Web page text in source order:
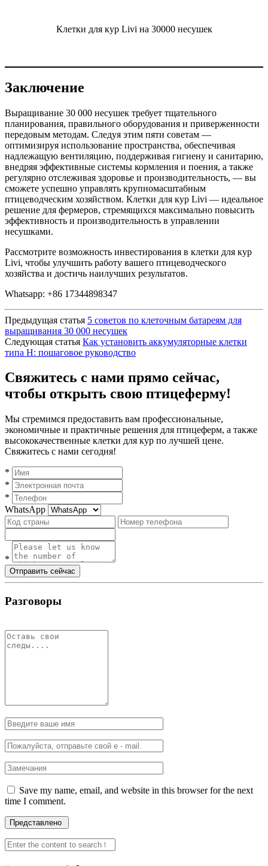
Клетки для кур Livi на 30000 несушек
Заключение
Выращивание 30 000 несушек требует тщательного
планирования, правильного оборудования и приверженности
передовым методам. Следуя этим пяти советам —
оптимизируя использование пространства, обеспечивая
надлежащую вентиляцию, поддерживая гигиену и санитарию,
внедряя эффективные системы кормления и поения, а также
регулярно отслеживая здоровье и производительность, — вы
сможете успешно управлять крупномасштабным
птицеводческим хозяйством. Клетки для кур Livi — идеальное
решение для фермеров, стремящихся максимально повысить
эффективность и производительность в управлении
несушками.
Рассмотрите возможность инвестирования в клетки для кур
Livi, чтобы улучшить работу вашего птицеводческого
хозяйства и достичь наилучших результатов.
Whatsapp: +86 17344898347
Предыдущая статья 5 советов по клеточным батареям для
выращивания 30 000 несушек
Следующая статья Как установить аккумуляторные клетки
типа H: пошаговое руководство
Свяжитесь с нами прямо сейчас,
чтобы открыть свою птицеферму!
Мы стремимся предоставить вам профессиональные,
экономичные и практичные решения для птицеферм, а также
высококачественные клетки для кур по лучшей цене.
Свяжитесь с нами сегодня!
*
*
*
WhatsApp
*
Отправить сейчас
Разговоры
Save my name, email, and website in this browser for the next
time I comment.
Search